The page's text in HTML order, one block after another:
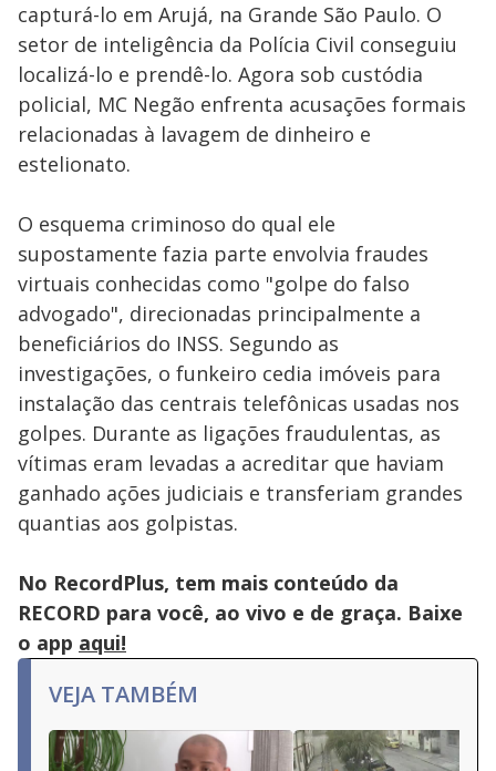
capturá-lo em Arujá, na Grande São Paulo. O
setor de inteligência da Polícia Civil conseguiu
localizá-lo e prendê-lo. Agora sob custódia
policial, MC Negão enfrenta acusações formais
relacionadas à lavagem de dinheiro e
estelionato.
O esquema criminoso do qual ele
supostamente fazia parte envolvia fraudes
virtuais conhecidas como "golpe do falso
advogado", direcionadas principalmente a
beneficiários do INSS. Segundo as
investigações, o funkeiro cedia imóveis para
instalação das centrais telefônicas usadas nos
golpes. Durante as ligações fraudulentas, as
vítimas eram levadas a acreditar que haviam
ganhado ações judiciais e transferiam grandes
quantias aos golpistas.
No RecordPlus, tem mais conteúdo da
RECORD para você, ao vivo e de graça. Baixe
o app aqui!
VEJA TAMBÉM